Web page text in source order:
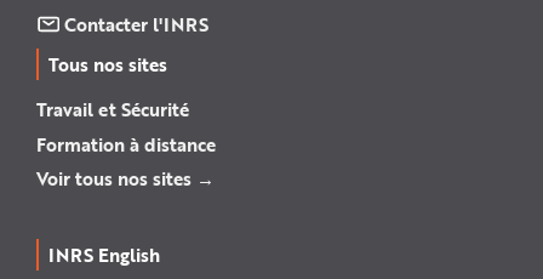
Contacter l'INRS
Tous nos sites
Travail et Sécurité
Formation à distance
Voir tous nos sites →
INRS English